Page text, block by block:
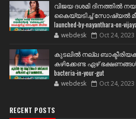
വിജയ ദശമി
കൈയ്യടിച്ച് സോഷ്യല്‍
launched-by-nayanthara-on-
webdesk Oct 24, 2023
കുടലിൽ നല്ല
കഴിക്കേണ്ട ഏഴ് ഭക്ഷണങ്ങള്‍...
bacteria-in-your-gut
webdesk Oct 24, 2023
RECENT POSTS